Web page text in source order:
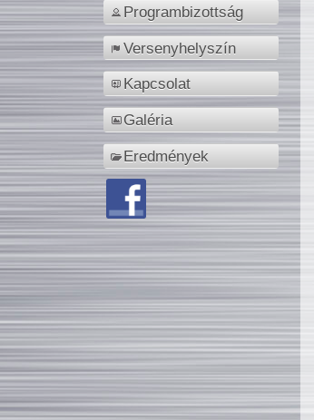
Programbizottság
Versenyhelyszín
Kapcsolat
Galéria
Eredmények